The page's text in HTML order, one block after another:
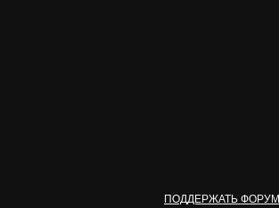
ПОДДЕРЖАТЬ ФОРУМ